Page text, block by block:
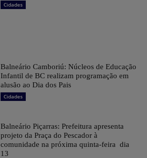
Cidades
Balneário Camboriú: Núcleos de Educação
Infantil de BC realizam programação em
alusão ao Dia dos Pais
Cidades
Balneário Piçarras: Prefeitura apresenta
projeto da Praça do Pescador à
comunidade na próxima quinta-feira dia
13